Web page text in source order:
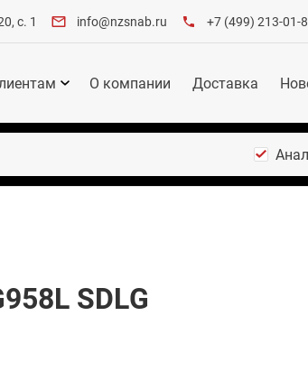
с. 1 info@nzsnab.ru +7 (499) 213-01-
О компании Доставка
SDLG